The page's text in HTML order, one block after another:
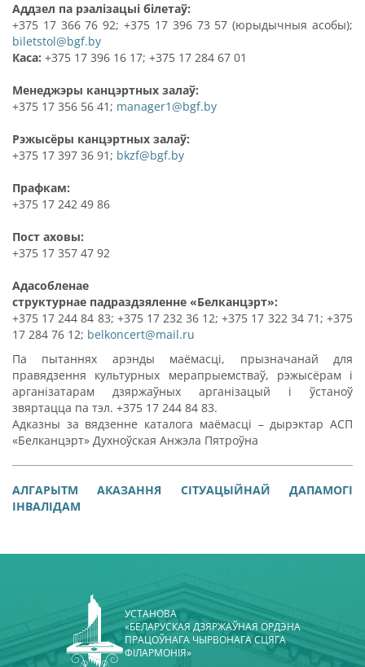
Аддзел па рэалізацыі білетаў:
+375 17 366 76 92; +375 17 396 73 57 (юрыдычныя асобы);
biletstol@bgf.by
Каса: +375 17 396 16 17; +375 17 284 67 01
Менеджэры канцэртных залаў:
+375 17 356 56 41; manager1@bgf.by
Рэжысёры канцэртных залаў:
+375 17 397 36 91; bkzf@bgf.by
Прафкам:
+375 17 242 49 86
Пост аховы:
+375 17 357 47 92
Адасобленае
структурнае падраздзяленне «Белканцэрт»:
+375 17 244 84 83; +375 17 232 36 12; +375 17 322 34 71; +375
17 284 76 12; belkoncert@mail.ru
Па пытаннях арэнды маёмасці, прызначанай для
правядзення культурных мерапрыемстваў, рэжысёрам і
арганізатарам дзяржаўных арганізацый і ўстаноў
звяртацца па тэл. +375 17 244 84 83.
Адказны за вядзенне каталога маёмасці – дырэктар АСП
«Белканцэрт» Духноўская Анжэла Пятроўна
АЛГАРЫТМ АКАЗАННЯ СІТУАЦЫЙНАЙ ДАПАМОГІ
ІНВАЛІДАМ
УСТАНОВА
«БЕЛАРУСКАЯ ДЗЯРЖАЎНАЯ ОРДЭНА
ПРАЦОЎНАГА ЧЫРВОНАГА СЦЯГА
ФІЛАРМОНІЯ»